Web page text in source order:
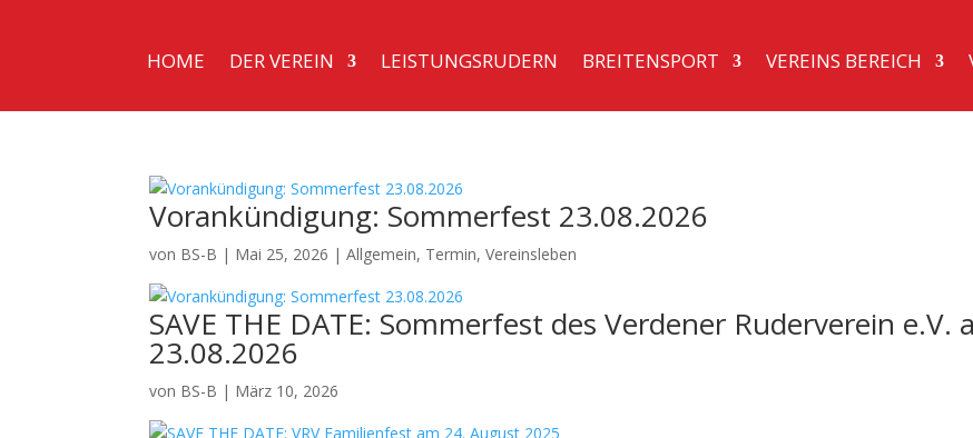
HOME DER VEREIN LEISTUNGSRUDERN BREITENSPORT VEREINS BEREICH
Vorankündigung: Sommerfest 23.08.2026
von BS-B | Mai 25, 2026 |Allgemein, Termin,Vereinsleben
SAVE THE DATE: Sommerfest des Verdener Ruderverein e.V.
23.08.2026
von BS-B | März 10, 2026